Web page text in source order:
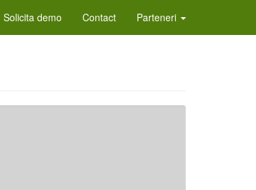
Solicita demo Contact Parteneri